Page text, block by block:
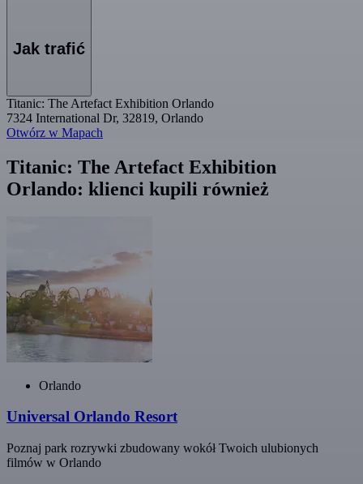
Jak trafić
Titanic: The Artefact Exhibition Orlando
7324 International Dr, 32819, Orlando
Otwórz w Mapach
Titanic: The Artefact Exhibition
Orlando: klienci kupili również
Orlando
Universal Orlando Resort
Poznaj park rozrywki zbudowany wokół Twoich ulubionych
filmów w Orlando